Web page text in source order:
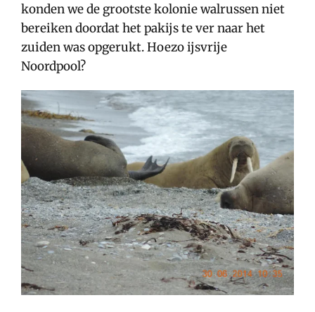
konden we de grootste kolonie walrussen niet
bereiken doordat het pakijs te ver naar het
zuiden was opgerukt. Hoezo ijsvrije
Noordpool?